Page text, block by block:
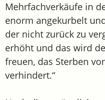
Mehrfachverkäufe in
enorm angekurbelt
der nicht zurück zu
erhöht und das wird
freuen, das Sterben
verhindert.“